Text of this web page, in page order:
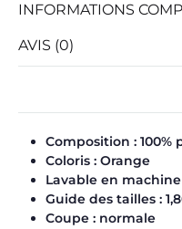
INFORMATIONS
AVIS (0)
Composition : 100%
Coloris : Orange
Lavable en
Guide des tailles :
Coupe : normale